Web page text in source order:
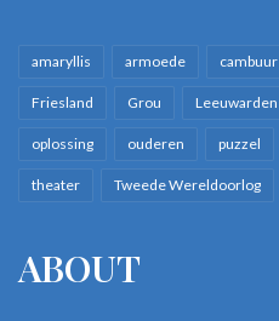
amaryllis armoede cambuur
Friesland Grou Leeuwarden
oplossing ouderen puzzel
theater Tweede Wereldoorlog
ABOUT